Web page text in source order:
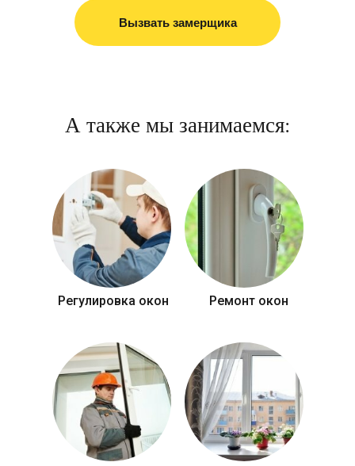
Вызвать замерщика
А также мы занимаемся:
Регулировка окон Ремонт окон